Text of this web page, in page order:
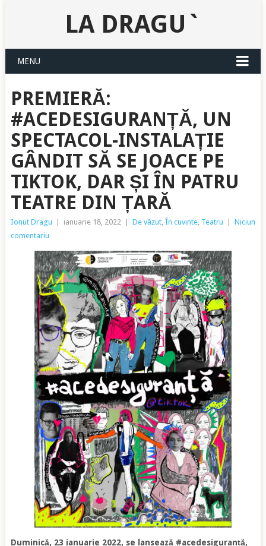
LA DRAGU`
MENU
PREMIERĂ:
#ACEDESIGURANȚĂ, UN
SPECTACOL-INSTALAȚIE
GÂNDIT SĂ SE JOACE PE
TIKTOK, DAR ȘI ÎN PATRU
TEATRE DIN ȚARĂ
Ionut Dragu ianuarie 18, 2022 De văzut, În cuvinte, Teatru
Niciun
comentariu
Duminică, 23 ianuarie 2022, se lansează #acedesiguranță,